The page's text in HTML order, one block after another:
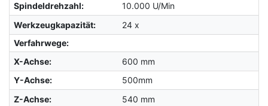
Spindeldrehzahl:
10.000 U/Min
Werkzeugkapazität:
24 x
Verfahrwege:
X-Achse:
600 mm
Y-Achse:
500mm
Z-Achse: 540 mm